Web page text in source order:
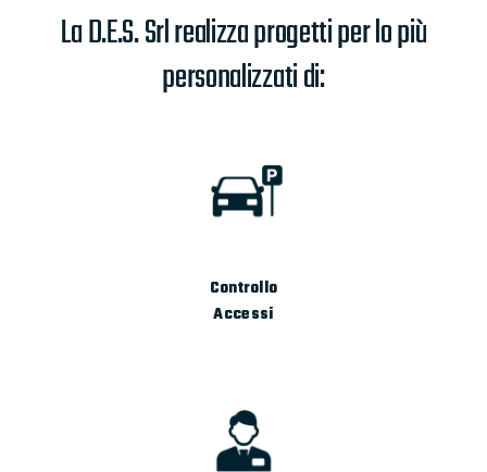
La D.E.S. Srl realizza progetti per lo più
personalizzati di:
Controllo
Accessi